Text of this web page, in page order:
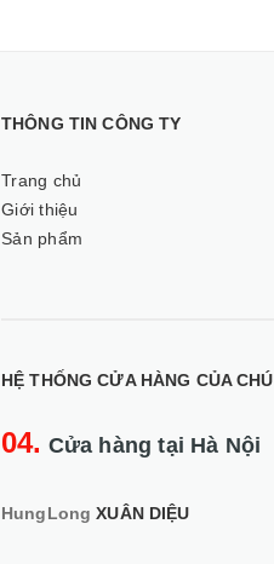
THÔNG TIN CÔNG TY
Trang chủ
Giới thiệu
Sản phẩm
HỆ THỐNG CỬA HÀNG CỦA
04. Cửa hàng tại Hà Nội
HungLong XUÂN DIỆU